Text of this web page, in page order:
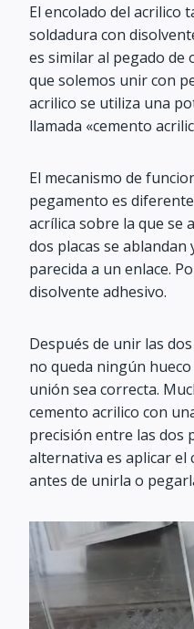
El encolado del acrilico
soldadura con
es similar al pegado
que solemos unir con
acrilico se utiliza una
llamada «cemento
El mecanismo de
pegamento es
acrílica sobre la que se
dos placas se
parecida a un enlace.
disolvente adhesivo.
Después de unir las
no queda ningún
unión sea correcta.
cemento acrilico con
precisión entre las dos
alternativa es aplicar el
antes de unirla o